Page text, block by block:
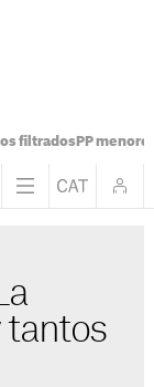
filtradosPP
tantos